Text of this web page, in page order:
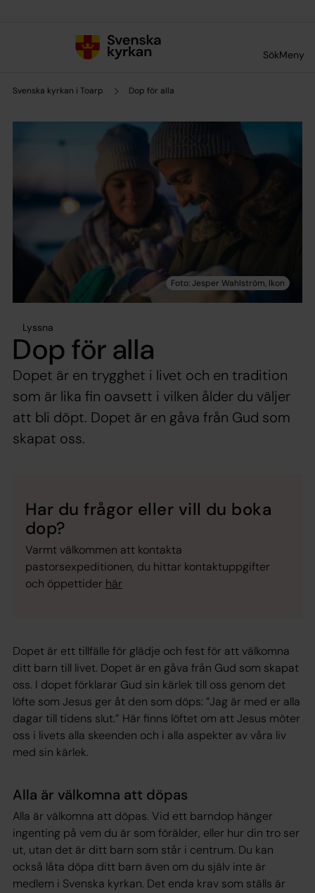
SökMeny
Svenska kyrkan i Toarp Dop för alla
Lyssna
Dop för alla
Dopet är en trygghet i livet och en tradition
som är lika fin oavsett i vilken ålder du väljer
att bli döpt. Dopet är en gåva från Gud som
skapat oss.
Har du frågor eller vill du boka
dop?
Varmt välkommen att kontakta
pastorsexpeditionen, du hittar kontaktuppgifter
och öppettider här
Dopet är ett tillfälle för glädje och fest för att välkomna
ditt barn till livet. Dopet är en gåva från Gud som skapat
oss. I dopet förklarar Gud sin kärlek till oss genom det
löfte som Jesus ger åt den som döps: ”Jag är med er alla
dagar till tidens slut.” Här finns löftet om att Jesus möter
oss i livets alla skeenden och i alla aspekter av våra liv
med sin kärlek.
Alla är välkomna att döpas
Alla är välkomna att döpas. Vid ett barndop hänger
ingenting på vem du är som förälder, eller hur din tro ser
ut, utan det är ditt barn som står i centrum. Du kan
också låta döpa ditt barn även om du själv inte är
medlem i Svenska kyrkan. Det enda krav som ställs är